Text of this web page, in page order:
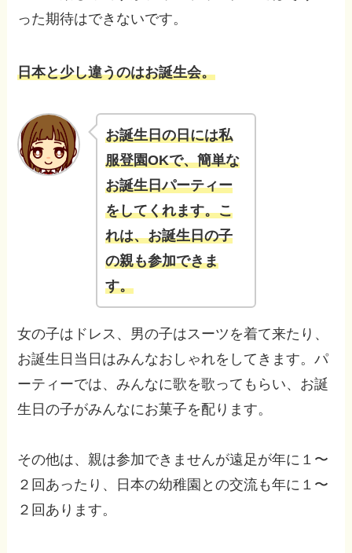
った期待はできないです。
日本と少し違うのはお誕生会。
お誕生日の日には私
服登園OKで、簡単な
お誕生日パーティー
をしてくれます。こ
れは、お誕生日の子
の親も参加できま
す。
女の子はドレス、男の子はスーツを着て来たり、
お誕生日当日はみんなおしゃれをしてきます。パ
ーティーでは、みんなに歌を歌ってもらい、お誕
生日の子がみんなにお菓子を配ります。
その他は、親は参加できませんが遠足が年に１〜
２回あったり、日本の幼稚園との交流も年に１〜
２回あります。